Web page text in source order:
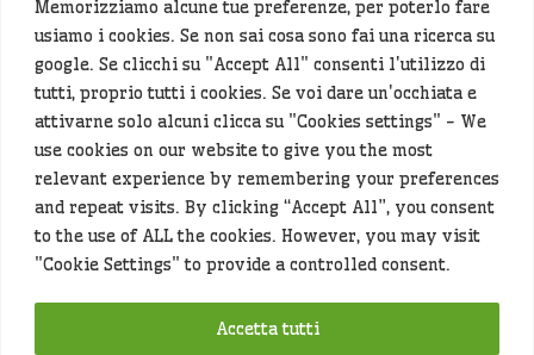
Memorizziamo alcune tue preferenze, per poterlo fare
usiamo i cookies. Se non sai cosa sono fai una ricerca su
google. Se clicchi su "Accept All" consenti l'utilizzo di
tutti, proprio tutti i cookies. Se voi dare un'occhiata e
attivarne solo alcuni clicca su "Cookies settings" - We
use cookies on our website to give you the most
relevant experience by remembering your preferences
and repeat visits. By clicking “Accept All”, you consent
to the use of ALL the cookies. However, you may visit
"Cookie Settings" to provide a controlled consent.
Accetta tutti
Siamo attenti a non violare copyright e diritti
d’immagine. Se un contenuto è di tua proprietà e vuoi
richiederne la rimozionediccelo(<- clicca per inviarci un
messaggio).
Alcuni articoli sono generati in bozza rielaborando, con
l'intelligenza artificiale generativa, contenuti
provenienti da fonti istituzionali e altri siti di interesse
locale. Prima della pubblicazioni l'articolo viene
controllato dalla redazione.
Hey che fine fanno i miei dati (privacy policy)